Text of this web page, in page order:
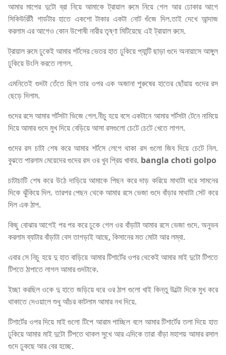
আমার মাপের দুটো ব্রা নিয়ে আমাকে ট্রায়াল রুমে নিয়ে গেল আর ঢোকার আগে
সিকিউরিটী গার্ডটার হাতে একশো টাকার একটা নোট গুঁজে দিল.তাই দেখে আন্দাজ
করলাম এর আগেও কোন উপোষী নারীর তৃষ্ণা মিটিয়েছে এই ট্রায়াল রুমে.
ট্রায়াল রুমে ঢুকেই আমার শর্টসের ভেতর হাত ঢুকিয়ে প্যান্টি ছাড়া গুদে অনায়াসে আঙ্গুল
ঢুকিয়ে উংলি করতে লাগল.
এমনিতেই গুদটা তেঁতে ছিল তার ওপর এক অজানা পুরুষের হাতের ছোঁয়ায় গুদের রস
ছেড়ে দিলাম.
গুদের রসে আমার শর্টসটা ভিজে গেল.নীচু হয়ে বসে একটানে আমার শর্টসটা টেনে নামিয়ে
দিয়ে আমার গুদে মুখ দিয়ে বেড়িয়ে আসা রসগুলো চেটে চেটে খেতে লাগল.
গুদের রস চাটা শেষ করে আমার শর্টসে লেগে থাকা রস গুলো জিব দিয়ে চেটে নিল.
বুঝতে পারলাম মেয়েদের গুদের রস ওর খুব প্রিয় খাবার. bangla choti golpo
চাটাচাটি শেষ করে উঠে দাড়িয়ে আমাকে পিছন করে দাড় করিয়ে মাথাটা ধরে সামনের
দিকে ঝুঁকিয়ে দিল. তারপর পেছন থেকে আমার রসে ভেজা গুদে বাঁড়ার মাথাটা সেট করে
দিল এক ঠাপ.
কিছু বোঝার আগেই পর পর করে ঢুকে গেল ওর বাঁড়াটা আমার রসে ভেজা গুদে. অনুভব
করলাম ব্যাটার বাঁড়াটা বেস তাগড়াই আছে, কিসানের মত মোটা আর লম্বা.
এবার সে নিচু হয়ে দু হাত বাড়িয়ে আমার টিশার্টের ওপর থেকেই আমার মাই দুটো টিপতে
টিপতে ঠাপাতে লাগল আমার গুদটাকে.
ইচ্ছা করছিল ওকে দু হাতে জড়িয়ে ধরে ওর ঠাপ গুলো খাই কিন্তু উল্টো দিকে মুখ করে
থাকাতে দেওয়ালে শুধু আঁচর কাটলাম আমার নখ দিয়ে.
টিশার্টের ওপর দিয়ে মাই গুলো টিপে আরাম পাচ্ছিল বলে আমার টিশার্টের তলা দিয়ে হাত
ঢুকিয়ে আমার মাই দুটো টিপতে থাকল সুখে আর এদিকে তারা বাঁড়া মহাশয় আমার রসাল
গুদে ঢুকছে আর বের হচ্ছে.